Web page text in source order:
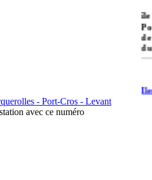
île
- Port-Cros - Levant
avec ce numéro